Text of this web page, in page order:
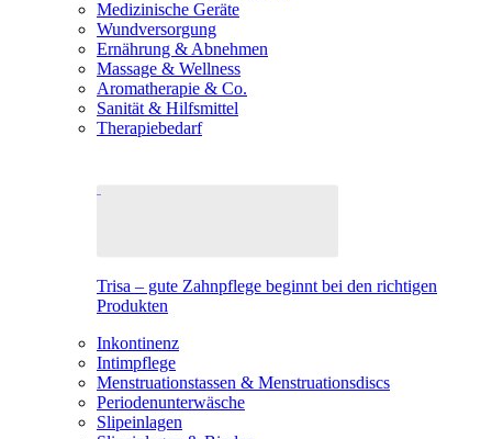
Medizinische Geräte
Wundversorgung
Ernährung & Abnehmen
Massage & Wellness
Aromatherapie & Co.
Sanität & Hilfsmittel
Therapiebedarf
Trisa – gute Zahnpflege beginnt bei den richtigen
Produkten
Inkontinenz
Intimpflege
Menstruationstassen & Menstruationsdiscs
Periodenunterwäsche
Slipeinlagen